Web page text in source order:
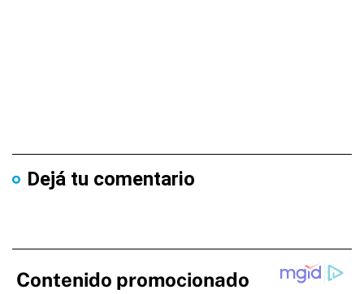
Dejá tu comentario